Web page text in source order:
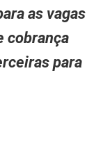
as vagas
cobrança
para